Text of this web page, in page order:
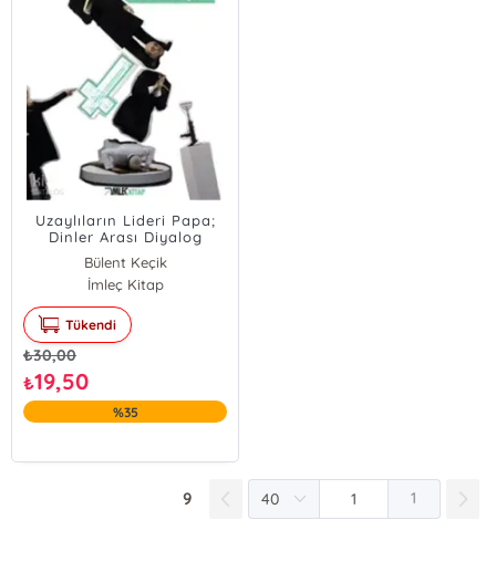
Uzaylıların Lideri Papa;
Dinler Arası Diyalog
Bülent Keçik
İmleç Kitap
Tükendi
₺30,00
₺19,50
%35
9 1